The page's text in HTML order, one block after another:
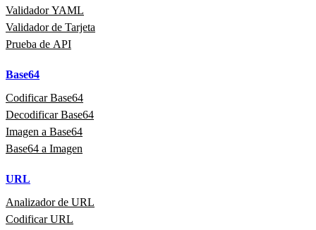
Validador YAML
Validador de Tarjeta
Prueba de API
Base64
Codificar Base64
Decodificar Base64
Imagen a Base64
Base64 a Imagen
URL
Analizador de URL
Codificar URL